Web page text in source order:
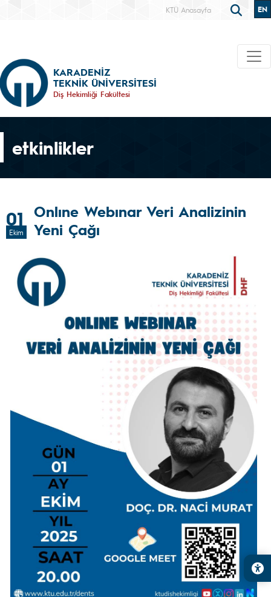
KTÜ Anasayfa EN
KARADENİZ
TEKNİK ÜNİVERSİTESİ
Diş Hekimliği Fakültesi
etkinlikler
01
Ekim
Onlıne Webınar Veri Analizinin
Yeni Çağı